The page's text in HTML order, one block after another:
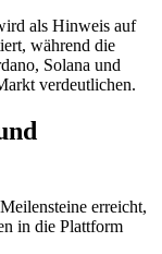
als Hinweis auf
während die
Solana und
verdeutlichen.
erreicht,
in die Plattform